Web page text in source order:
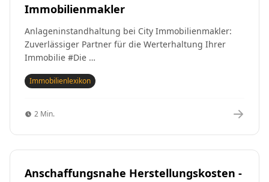
Immobilienmakler
Anlageninstandhaltung bei City Immobilienmakler:
Zuverlässiger Partner für die Werterhaltung Ihrer
Immobilie #Die …
Immobilienlexikon
2 Min.
Anschaffungsnahe Herstellungskosten -